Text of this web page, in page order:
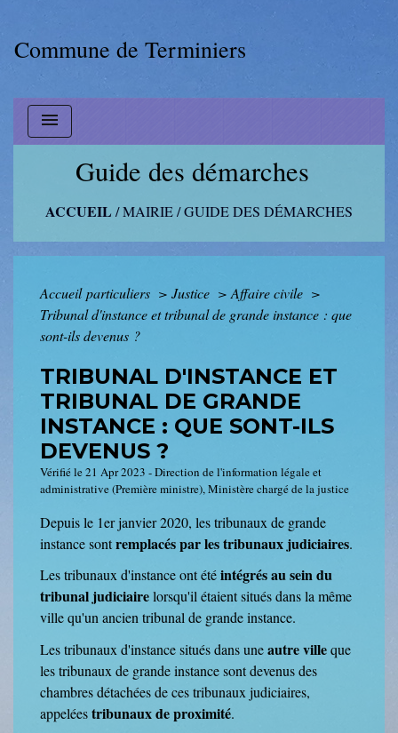
Commune de Terminiers
menu
Guide des démarches
ACCUEIL /MAIRIE/GUIDE DES DÉMARCHES
Accueil particuliers > Justice > Affaire civile >
Tribunal d'instance et tribunal de grande instance : que
sont-ils devenus ?
TRIBUNAL D'INSTANCE ET
TRIBUNAL DE GRANDE
INSTANCE : QUE SONT-ILS
DEVENUS ?
Vérifié le 21 Apr 2023 - Direction de l'information légale et
administrative (Première ministre), Ministère chargé de la justice
Depuis le 1erjanvier 2020, les tribunaux de grande
instance sontremplacés par les tribunaux judiciaires.
Les tribunaux d'instance ont étéintégrés au sein du
tribunal judiciairelorsqu'il étaient situés dans la même
ville qu'un ancien tribunal de grande instance.
Les tribunaux d'instance situés dans uneautre villeque
les tribunaux de grande instance sont devenus des
chambres détachées de ces tribunaux judiciaires,
appeléestribunaux de proximité.